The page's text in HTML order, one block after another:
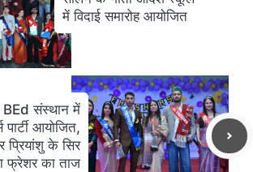
में विदाई समारोह आयोजित
BEd संस्थान में
पार्टी आयोजित,
प्रियांशु के सिर
फ्रेशर का ताज